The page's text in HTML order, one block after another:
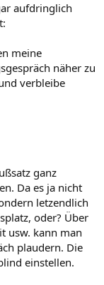
aufdringlich
meine
näher zu
verbleibe
ganz
Da es ja nicht
letzendlich
oder? Über
usw. kann man
plaudern. Die
einstellen.